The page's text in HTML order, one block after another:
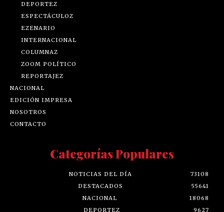
DEPORTEZ
ESPECTÁCULOZ
EZENARIO
INTERNACIONAL
COLUMNAZ
ZOOM POLÍTICO
REPORTAJEZ
NACIONAL
EDICIÓN IMPRESA
NOSOTROS
CONTACTO
Categorías Populares
NOTICIAS DEL DÍA
73108
DESTACADOS
55641
NACIONAL
18068
DEPORTEZ
9627